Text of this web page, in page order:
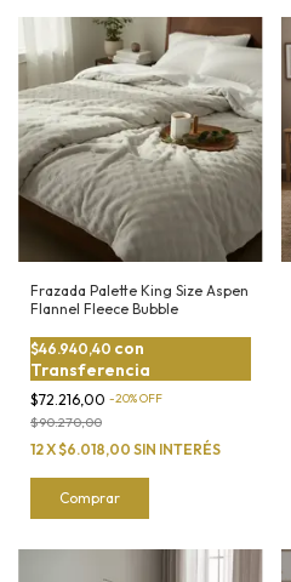
Frazada Palette King Size Aspen
Flannel Fleece Bubble
$72.216,00 -20%OFF
$90.270,00
$46.940,40 con
Transferencia
12X$6.018,00 SIN INTERÉS
Comprar